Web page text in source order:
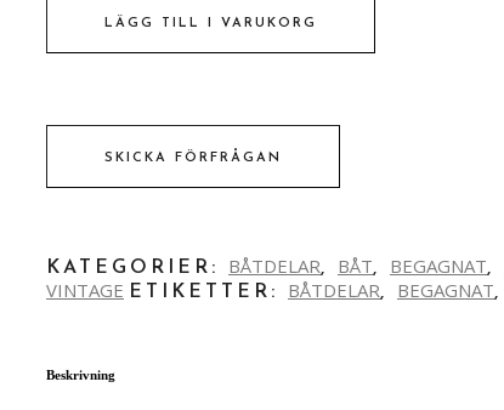
LÄGG TILL I VARUKORG
SKICKA FÖRFRÅGAN
KATEGORIER: BÅTDELAR, BÅT, BEGAGNAT,
VINTAGE ETIKETTER: BÅTDELAR, BEGAGNAT,
Beskrivning